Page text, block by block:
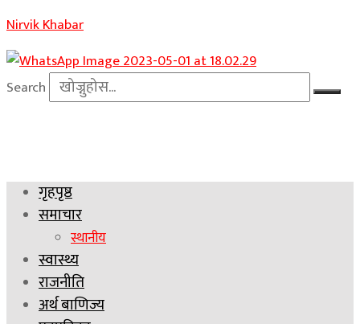
Nirvik Khabar
Search
गृहपृष्ठ
समाचार
स्थानीय
स्वास्थ्य
राजनीति
अर्थ बाणिज्य